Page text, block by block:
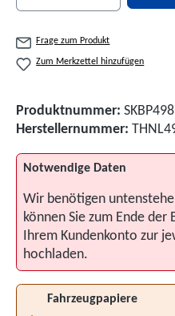
Frage zum Produkt
Zum Merkzettel hinzufügen
Produktnummer:
Herstellernummer:
Notwendige Daten
Wir benötigen
können Sie zum Ende
Ihrem Kundenkonto zur
hochladen.
Fahrzeugpapiere